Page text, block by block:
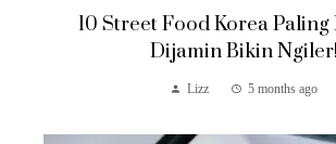
10 Street Food Korea Paling
Dijamin Bikin Ngiler!
Lizz 5 months ago